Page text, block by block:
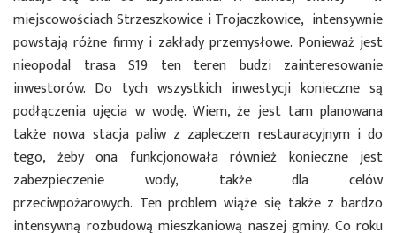
miejscowościach Strzeszkowice i Trojaczkowice, intensywnie
powstają różne firmy i zakłady przemysłowe. Ponieważ jest
nieopodal trasa S19 ten teren budzi zainteresowanie
inwestorów. Do tych wszystkich inwestycji konieczne są
podłączenia ujęcia w wodę. Wiem, że jest tam planowana
także nowa stacja paliw z zapleczem restauracyjnym i do
tego, żeby ona funkcjonowała również konieczne jest
zabezpieczenie wody, także dla celów
przeciwpożarowych. Ten problem wiąże się także z bardzo
intensywną rozbudową mieszkaniową naszej gminy. Co roku